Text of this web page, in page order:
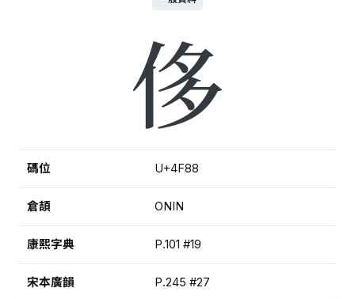
侈
碼位 U+4F88
倉頡 ONIN
康熙字典 P.101 #19
宋本廣韻 P.245 #27